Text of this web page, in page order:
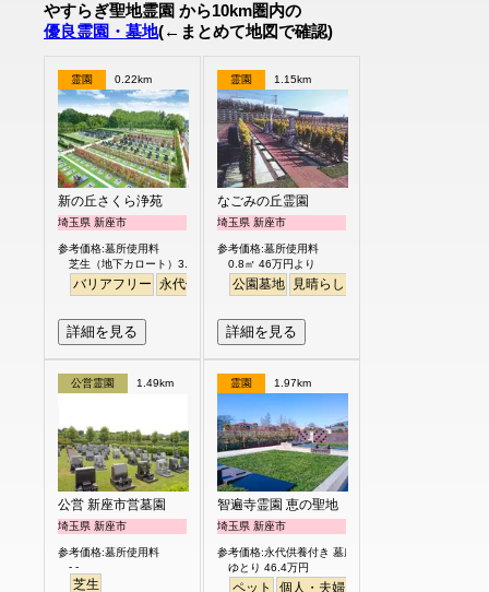
やすらぎ聖地霊園 から10km圏内の
優良霊園・墓地(←まとめて地図で確認)
霊園 0.22km
新の丘さくら浄苑
埼玉県 新座市
参考価格:墓所使用料
芝生（地下カロート）3.0㎡ 122.8万円より
バリアフリー 永代供養
詳細を見る
霊園 1.15km
なごみの丘霊園
埼玉県 新座市
参考価格:墓所使用料
0.8㎡ 46万円より
公園墓地 見晴らし・眺望
詳細を見る
公営霊園 1.49km
公営 新座市営墓園
埼玉県 新座市
参考価格:墓所使用料
- -
芝生
霊園 1.97km
智遍寺霊園 恵の聖地
埼玉県 新座市
参考価格:永代供養付き 墓所使用料
ゆとり 46.4万円
ペット 個人・夫婦